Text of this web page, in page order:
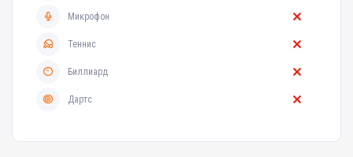
Микрофон
Теннис
Биллиард
Дартс